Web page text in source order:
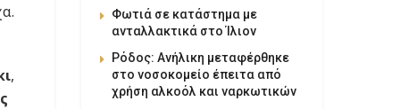
,
Φωτιά σε κατάστημα με
ανταλλακτικά στο Ίλιον
Ρόδος: Ανήλικη μεταφέρθηκε
στο νοσοκομείο έπειτα από
χρήση αλκοόλ και ναρκωτικών